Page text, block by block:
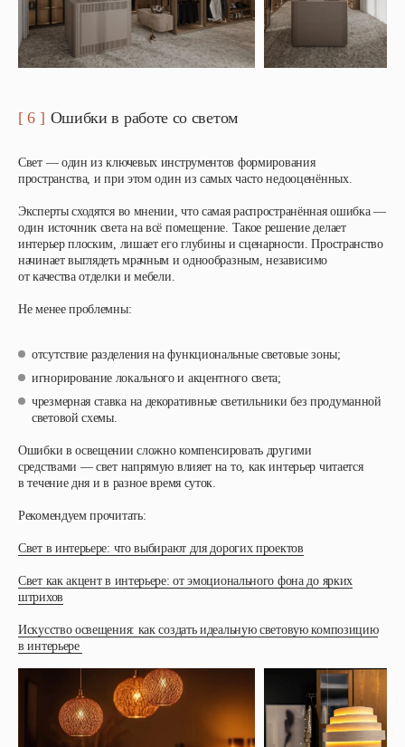
[ 6 ] Ошибки в работе со светом
Свет — один из ключевых инструментов формирования
пространства, и при этом один из самых часто недооценённых.
Эксперты сходятся во мнении, что самая распространённая ошибка —
один источник света на всё помещение. Такое решение делает
интерьер плоским, лишает его глубины и сценарности. Пространство
начинает выглядеть мрачным и однообразным, независимо
от качества отделки и мебели.
Не менее проблемны:
отсутствие разделения на функциональные световые зоны;
игнорирование локального и акцентного света;
чрезмерная ставка на декоративные светильники без продуманной
световой схемы.
Ошибки в освещении сложно компенсировать другими
средствами — свет напрямую влияет на то, как интерьер читается
в течение дня и в разное время суток.
Рекомендуем прочитать:
Свет в интерьере: что выбирают для дорогих проектов
Свет как акцент в интерьере: от эмоционального фона до ярких
штрихов
Искусство освещения: как создать идеальную световую композицию
в интерьере